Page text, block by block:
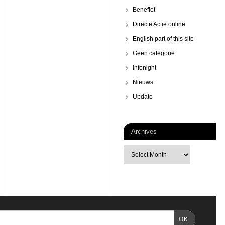
Benefiet
Directe Actie online
English part of this site
Geen categorie
Infonight
Nieuws
Update
Archives
OK